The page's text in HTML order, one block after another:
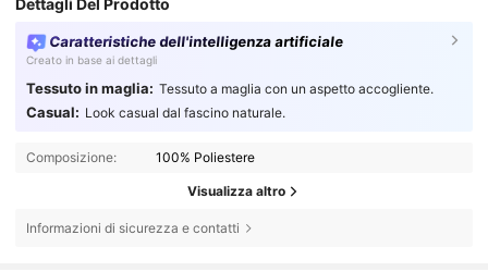
Dettagli Del Prodotto
Caratteristiche dell'intelligenza artificiale
Creato in base ai dettagli
Tessuto in maglia: Tessuto a maglia con un aspetto accogliente.
Casual: Look casual dal fascino naturale.
Composizione: 100% Poliestere
Visualizza altro
Informazioni di sicurezza e contatti